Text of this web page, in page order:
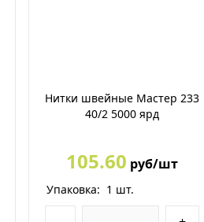
Нитки швейные Мастер 233
40/2 5000 ярд
105.60 руб/шт
Упаковка: 1 шт.